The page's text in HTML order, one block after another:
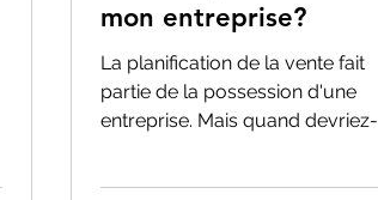
mon entreprise?
La planification de la vente fait
partie de la possession d'une
entreprise. Mais quand devriez-